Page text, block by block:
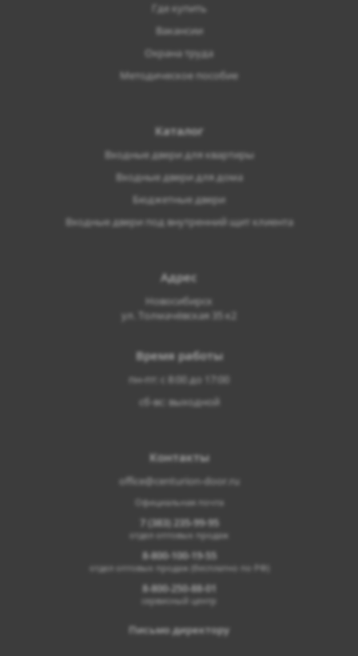
Где купить
Вакансии
Охрана труда
Методическое пособие
Каталог
Входные двери для квартиры
Входные двери для дома
Бюджетные двери
Входные двери под внутренний щит клиента
Адрес
Новосибирск
ул. Толмачёвская 35 к2
Время работы
пн-пт: с 8:00 до 17:00
сб-вс: выходной
Контакты
office@centurion-door.ru
Официальная почта
7 (383) 235-99-95
отдел оптовых продаж
8-800-100-19-55
отдел оптовых продаж (бесплатно по РФ)
8-800-250-88-01
сервисный центр
Письмо директору